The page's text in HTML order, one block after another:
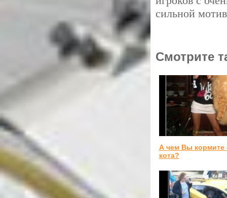
сильной
Смотрите
А чем Вы кормите
кота?